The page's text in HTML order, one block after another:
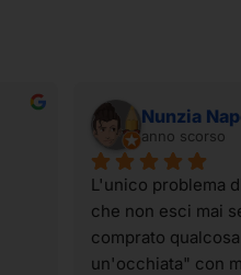
Nunzia
anno scorso
L'unico problema
che non esci mai
comprato
un'occhiata" con